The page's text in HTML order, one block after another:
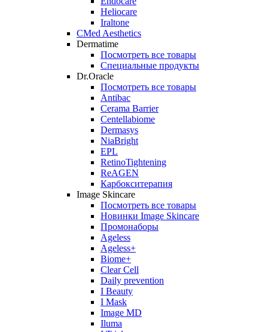
Heliocare
Iraltone
CMed Aesthetics
Dermatime
Посмотреть все товары
Специальные продукты
Dr.Oracle
Посмотреть все товары
Antibac
Cerama Barrier
Centellabiome
Dermasys
NiaBright
EPL
RetinoTightening
ReAGEN
Карбокситерапия
Image Skincare
Посмотреть все товары
Новинки Image Skincare
Промонаборы
Ageless
Ageless+
Biome+
Clear Cell
Daily prevention
I Beauty
I Mask
Image MD
Iluma